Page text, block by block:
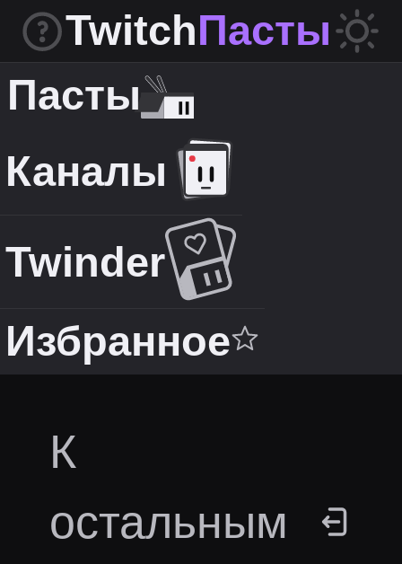
TwitchПасты
Пасты
Каналы
Twinder
Избранное
К
остальным